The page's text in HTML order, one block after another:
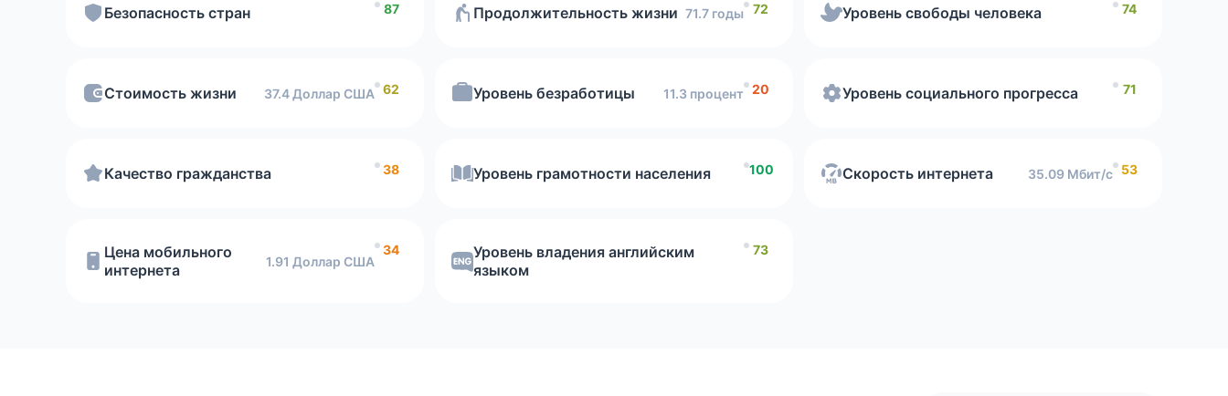
Безопасность стран 87 Продолжительность жизни 71.7 годы 72 Уровень свободы человека 74
Стоимость жизни 37.4 Доллар США 62 Уровень безработицы 11.3 процент 20 Уровень социального прогресса 71
Качество гражданства 38 Уровень грамотности населения 100 Скорость интернета 35.09 Мбит/с 53
Скорость интернета
Цена мобильного
интернета
1.91 Доллар США
34
Уровень владения английским
языком
73
комфортно вы будете чувствовать себя в стране